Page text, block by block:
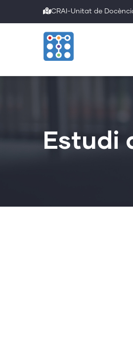
to
CRAI-Unitat de
Estudi